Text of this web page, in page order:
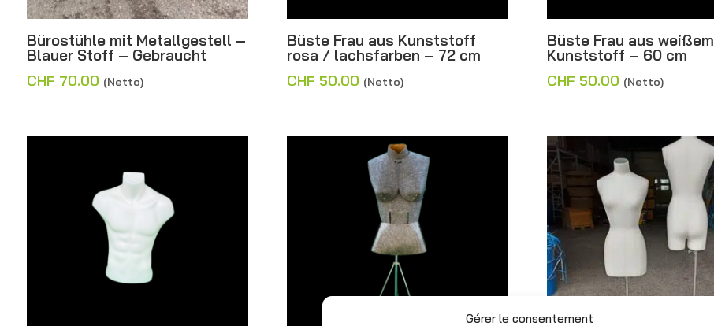
Gérer le consentement
Bürostühle mit Metallgestell –
Blauer Stoff – Gebraucht
CHF 70.00 (Netto)
Büste Frau aus Kunststoff
rosa / lachsfarben – 72 cm
CHF 50.00 (Netto)
Büste Frau aus weißem
Kunststoff – 60 cm
CHF 50.00 (Netto)